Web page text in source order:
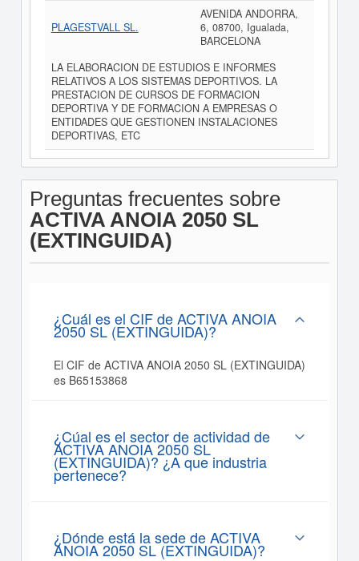
PLAGESTVALL SL.
AVENIDA ANDORRA,
6, 08700, Igualada,
BARCELONA
LA ELABORACION DE ESTUDIOS E INFORMES
RELATIVOS A LOS SISTEMAS DEPORTIVOS. LA
PRESTACION DE CURSOS DE FORMACION
DEPORTIVA Y DE FORMACION A EMPRESAS O
ENTIDADES QUE GESTIONEN INSTALACIONES
DEPORTIVAS, ETC
Preguntas frecuentes sobre
ACTIVA ANOIA 2050 SL
(EXTINGUIDA)
¿Cuál es el CIF de ACTIVA ANOIA
2050 SL (EXTINGUIDA)?
El CIF de ACTIVA ANOIA 2050 SL (EXTINGUIDA)
es B65153868
¿Cúal es el sector de actividad de
ACTIVA ANOIA 2050 SL
(EXTINGUIDA)? ¿A que industria
pertenece?
¿Dónde está la sede de ACTIVA
ANOIA 2050 SL (EXTINGUIDA)?